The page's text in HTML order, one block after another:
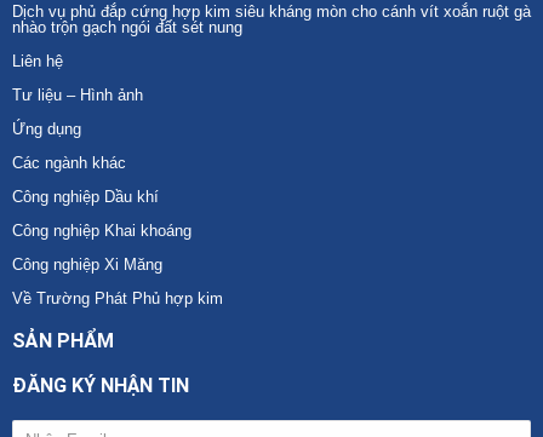
Dịch vụ phủ đắp cứng hợp kim siêu kháng mòn cho cánh vít xoắn ruột gà
nhào trộn gạch ngói đất sét nung
Liên hệ
Tư liệu – Hình ảnh
Ứng dụng
Các ngành khác
Công nghiệp Dầu khí
Công nghiệp Khai khoáng
Công nghiệp Xi Măng
Về Trường Phát Phủ hợp kim
SẢN PHẨM
ĐĂNG KÝ NHẬN TIN